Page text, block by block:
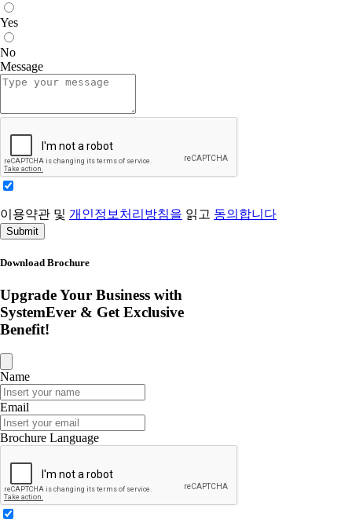
Yes
No
Message
이용약관 및 개인정보처리방침을 읽고 동의합니다
Submit
Download Brochure
Upgrade Your Business with
SystemEver & Get Exclusive
Benefit!
Name
Email
Brochure Language